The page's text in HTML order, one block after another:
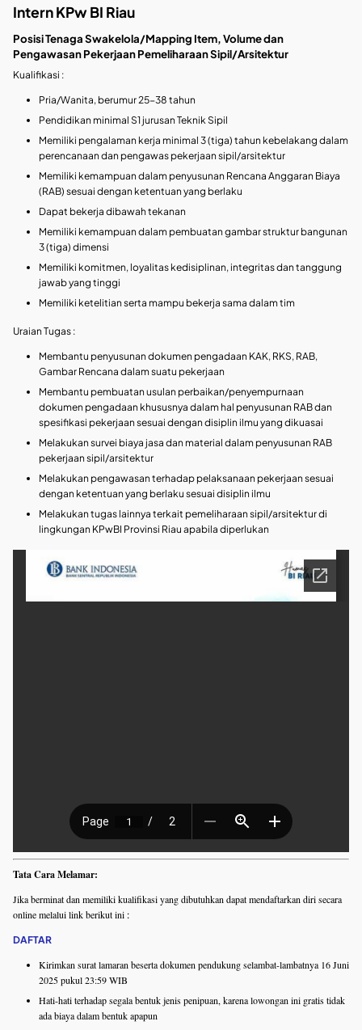
Intern KPw BI Riau
Posisi Tenaga Swakelola/Mapping Item, Volume dan
Pengawasan Pekerjaan Pemeliharaan Sipil/Arsitektur
Kualifikasi :
Pria/Wanita, berumur 25-38 tahun
Pendidikan minimal S1 jurusan Teknik Sipil
Memiliki pengalaman kerja minimal 3 (tiga) tahun kebelakang dalam
perencanaan dan pengawas pekerjaan sipil/arsitektur
Memiliki kemampuan dalam penyusunan Rencana Anggaran Biaya
(RAB) sesuai dengan ketentuan yang berlaku
Dapat bekerja dibawah tekanan
Memiliki kemampuan dalam pembuatan gambar struktur bangunan
3 (tiga) dimensi
Memiliki komitmen, loyalitas kedisiplinan, integritas dan tanggung
jawab yang tinggi
Memiliki ketelitian serta mampu bekerja sama dalam tim
Uraian Tugas :
Membantu penyusunan dokumen pengadaan KAK, RKS, RAB,
Gambar Rencana dalam suatu pekerjaan
Membantu pembuatan usulan perbaikan/penyempurnaan
dokumen pengadaan khususnya dalam hal penyusunan RAB dan
spesifikasi pekerjaan sesuai dengan disiplin ilmu yang dikuasai
Melakukan survei biaya jasa dan material dalam penyusunan RAB
pekerjaan sipil/arsitektur
Melakukan pengawasan terhadap pelaksanaan pekerjaan sesuai
dengan ketentuan yang berlaku sesuai disiplin ilmu
Melakukan tugas lainnya terkait pemeliharaan sipil/arsitektur di
lingkungan KPwBI Provinsi Riau apabila diperlukan
Tata Cara Melamar:
Jika berminat dan memiliki kualifikasi yang dibutuhkan dapat mendaftarkan diri secara
online melalui link berikut ini :
DAFTAR
Kirimkan surat lamaran beserta dokumen pendukung selambat-lambatnya 16 Juni
2025 pukul 23:59 WIB
Hati-hati terhadap segala bentuk jenis penipuan, karena lowongan ini gratis tidak
ada biaya dalam bentuk apapun